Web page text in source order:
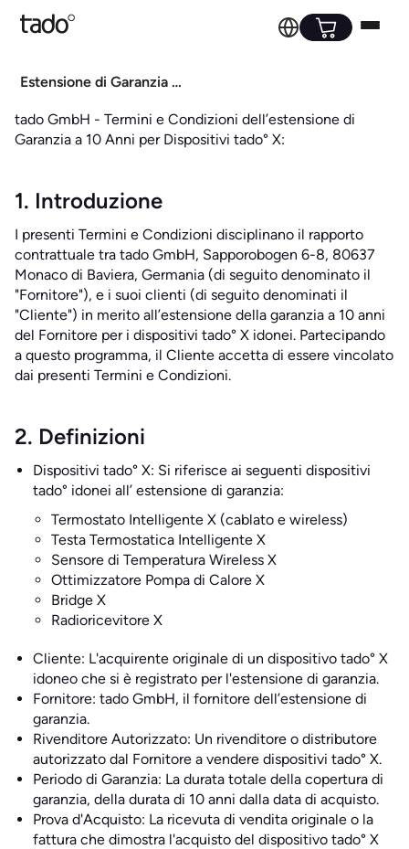
Estensione di Garanzia a 10 Anni per tado° X – Termini e Condizioni
tado GmbH - Termini e Condizioni dell’estensione di
Garanzia a 10 Anni per Dispositivi tado° X:
1. Introduzione
I presenti Termini e Condizioni disciplinano il rapporto
contrattuale tra tado GmbH, Sapporobogen 6-8, 80637
Monaco di Baviera, Germania (di seguito denominato il
"Fornitore"), e i suoi clienti (di seguito denominati il
"Cliente") in merito all’estensione della garanzia a 10 anni
del Fornitore per i dispositivi tado° X idonei. Partecipando
a questo programma, il Cliente accetta di essere vincolato
dai presenti Termini e Condizioni.
2. Definizioni
Dispositivi tado° X: Si riferisce ai seguenti dispositivi
tado° idonei all’ estensione di garanzia:
Termostato Intelligente X (cablato e wireless)
Testa Termostatica Intelligente X
Sensore di Temperatura Wireless X
Ottimizzatore Pompa di Calore X
Bridge X
Radioricevitore X
Cliente: L'acquirente originale di un dispositivo tado° X
idoneo che si è registrato per l'estensione di garanzia.
Fornitore: tado GmbH, il fornitore dell’estensione di
garanzia.
Rivenditore Autorizzato: Un rivenditore o distributore
autorizzato dal Fornitore a vendere dispositivi tado° X.
Periodo di Garanzia: La durata totale della copertura di
garanzia, della durata di 10 anni dalla data di acquisto.
Prova d'Acquisto: La ricevuta di vendita originale o la
fattura che dimostra l'acquisto del dispositivo tado° X